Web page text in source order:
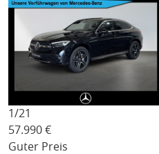
1/21
57.990 €
Guter Preis